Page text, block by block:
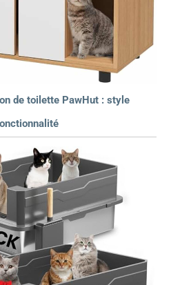
de toilette PawHut : style